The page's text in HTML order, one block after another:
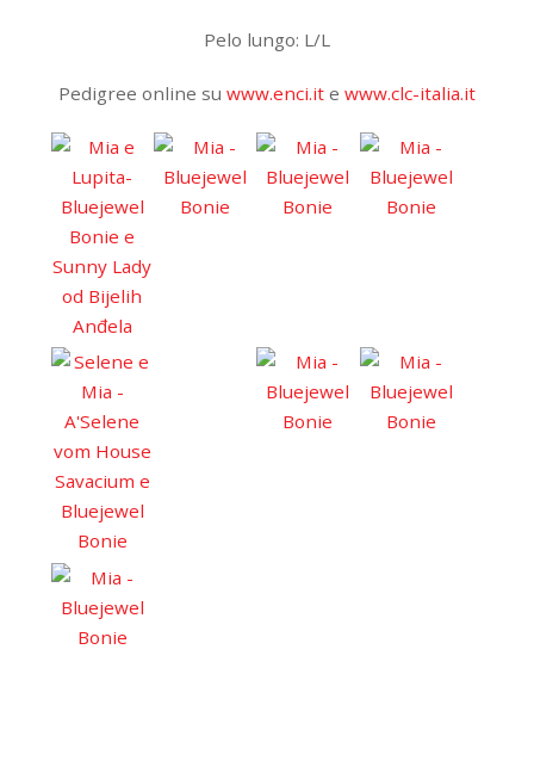
Pelo lungo: L/L
Pedigree online su www.enci.ite www.clc-italia.it